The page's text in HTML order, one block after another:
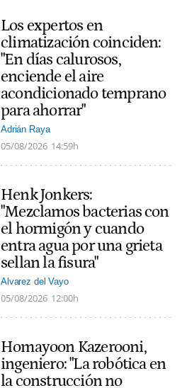
Los expertos en
climatización coinciden:
"En días calurosos,
enciende el aire
acondicionado temprano
para ahorrar"
Adrián Raya
05/08/2026 14:59h
Henk Jonkers:
"Mezclamos bacterias con
el hormigón y cuando
entra agua por una grieta
sellan la fisura"
Alvarez del Vayo
05/08/2026 12:00h
Homayoon Kazerooni,
ingeniero: "La robótica en
la construcción no